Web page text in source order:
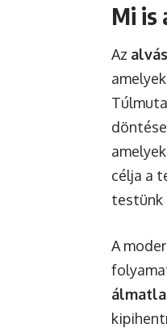
Mi is
Az
célja a
testünk
A